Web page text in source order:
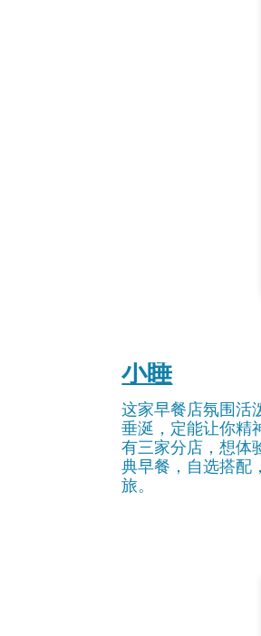
小睡
这家早餐店氛围活
垂涎，定能让你精
有三家分店，想体
典早餐，自选搭配
旅。